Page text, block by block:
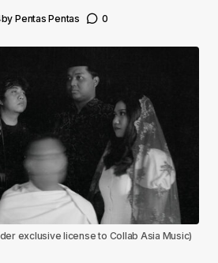
by Pentas Pentas 0
exclusive license to Collab Asia Music)